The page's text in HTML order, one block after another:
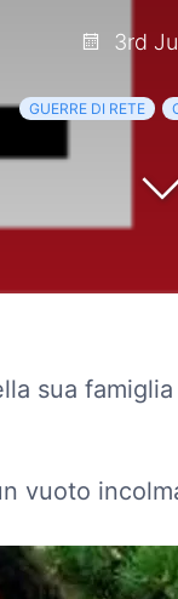
3rd
GUERRE DI RETE
sua
vuoto